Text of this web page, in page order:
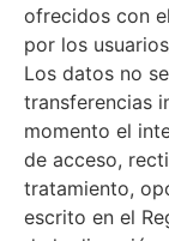
ofrecidos con
por los
Los datos no
transferencias
momento el
de acceso,
tratamiento,
escrito en el